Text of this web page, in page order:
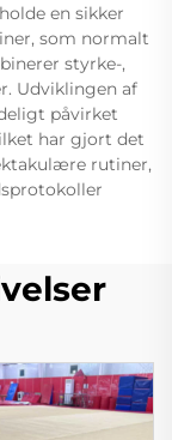
en sikker
som normalt
styrke-,
Udviklingen af
påvirket
har gjort det
rutiner,